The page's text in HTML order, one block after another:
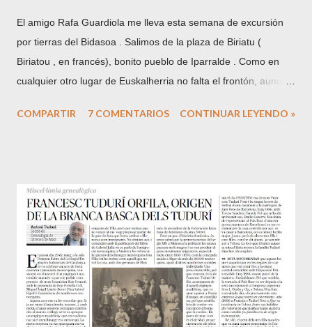
El amigo Rafa Guardiola me lleva esta semana de excursión
por tierras del Bidasoa . Salimos de la plaza de Biriatu (
Biriatou , en francés), bonito pueblo de Iparralde . Como en
cualquier otro lugar de Euskalherria no falta el frontón, aunque
localidad se encuentra situada en las faldas del monte
cara Sur y que recorre los Pirineos de mar a mar por su cara
Norte. Una vez acabada la pista hay un nuevo pequeño
parking donde se puede dejar el coche y empezar la ruta por
el camino que sale antes de éste a la derecha. Las faldas del
Xoldokogaina, en su mayor parte yermas, sin árboles, lo que
por otra parte es una ventaja a la hora de admirar sus
inabarcables vistas, están surcadas por numerosos caminos
COMPARTIR 7 COMENTARIOS CONTINUAR LEYENDO »